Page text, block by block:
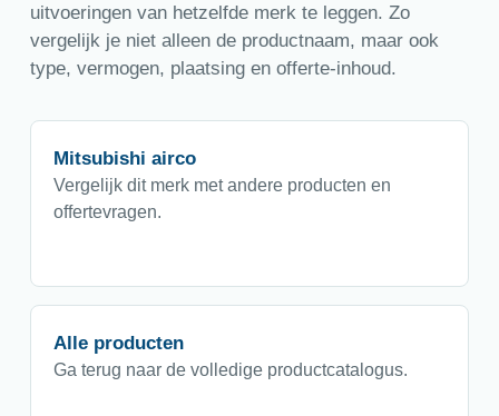
uitvoeringen van hetzelfde merk te leggen. Zo
vergelijk je niet alleen de productnaam, maar ook
type, vermogen, plaatsing en offerte-inhoud.
Mitsubishi airco
Vergelijk dit merk met andere producten en
offertevragen.
Alle producten
Ga terug naar de volledige productcatalogus.